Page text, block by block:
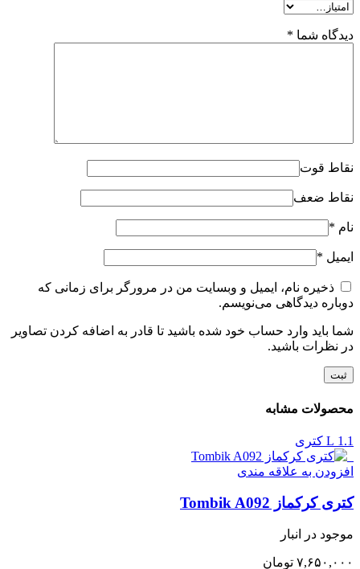
دیدگاه شما *
نقاط قوت
نقاط ضعف
نام *
ایمیل *
ذخیره نام، ایمیل و وبسایت من در مرورگر برای زمانی که
دوباره دیدگاهی می‌نویسم.
شما باید وارد حساب خود شده باشید تا قادر به اضافه کردن تصاویر
در نظرات باشید.
محصولات مشابه
1.1 L کتری
افزودن به علاقه مندی
کتری کرکماز Tombik A092
موجود در انبار
۷,۶۵۰,۰۰۰ تومان